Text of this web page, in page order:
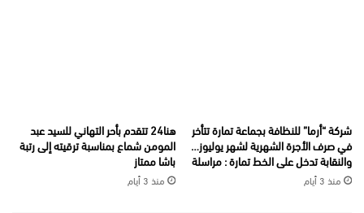
شركة “أرما” للنظافة بجماعة تمارة تتأخر
في صرف الأجرة الشهرية لشهر يوليوز…
والنقابة تدخل على الخط تمارة : مراسلة
منذ 3 أيام
هنا24 تتقدم بأحر التهاني للسيد عبد
المومن شماع بمناسبة ترقيته إلى رتبة
باشا ممتاز
منذ 3 أيام